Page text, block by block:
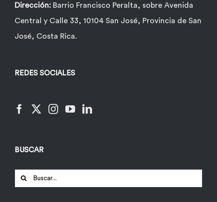
Dirección: Barrio Francisco Peralta, sobre Avenida
Central y Calle 33, 10104 San José, Provincia de San
José, Costa Rica.
REDES SOCIALES
BUSCAR
Buscar: